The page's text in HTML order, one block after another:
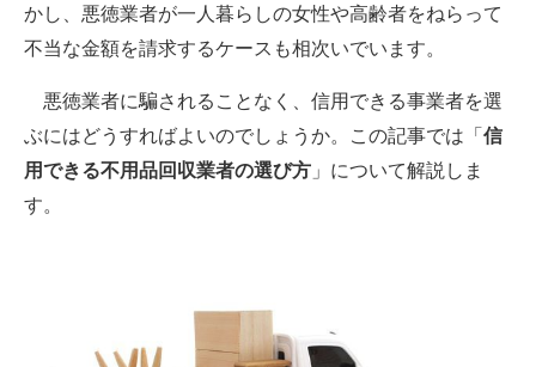
スマホと通信の最新トレンド
進化するPCとデバイスの未来
好きが集まる 比べて選べる
経営リーダーのコミュニティ
かし、悪徳業者が一人暮らしの女性や高齢者をねらって
不当な金額を請求するケースも相次いでいます。
悪徳業者に騙されることなく、信用できる事業者を選
ぶにはどうすればよいのでしょうか。この記事では「 信
用できる不用品回収業者の選び方 」について解説しま
す。